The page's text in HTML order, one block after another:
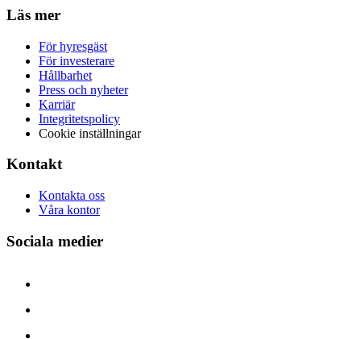
Läs mer
För hyresgäst
För investerare
Hållbarhet
Press och nyheter
Karriär
Integritetspolicy
Cookie inställningar
Kontakt
Kontakta oss
Våra kontor
Sociala medier